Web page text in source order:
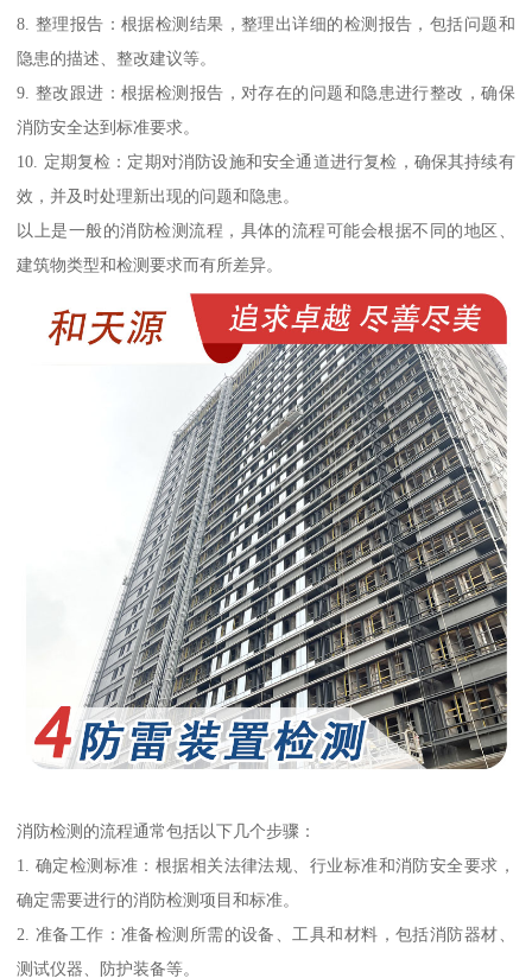
8. 整理报告：根据检测结果，整理出详细的检测报告，包括问题和
隐患的描述、整改建议等。
9. 整改跟进：根据检测报告，对存在的问题和隐患进行整改，确保
消防安全达到标准要求。
10. 定期复检：定期对消防设施和安全通道进行复检，确保其持续有
效，并及时处理新出现的问题和隐患。
以上是一般的消防检测流程，具体的流程可能会根据不同的地区、
建筑物类型和检测要求而有所差异。
消防检测的流程通常包括以下几个步骤：
1. 确定检测标准：根据相关法律法规、行业标准和消防安全要求，
确定需要进行的消防检测项目和标准。
2. 准备工作：准备检测所需的设备、工具和材料，包括消防器材、
测试仪器、防护装备等。